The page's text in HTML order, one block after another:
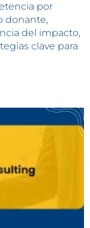
por
donante,
del impacto,
clave para